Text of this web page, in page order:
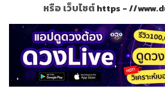
หรือ เว็บไซต์https - //